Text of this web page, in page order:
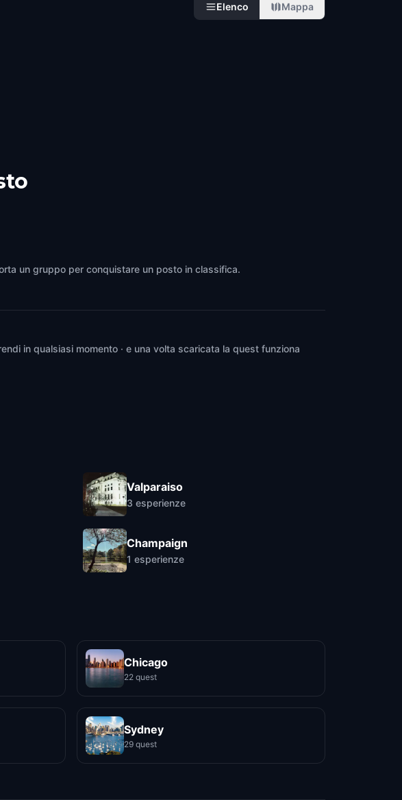
Elenco Mappa
un gruppo per conquistare un posto in classifica.
in qualsiasi momento · e una volta scaricata la quest funziona
Valparaiso
3 esperienze
Champaign
1 esperienze
Chicago
22 quest
Sydney
29 quest